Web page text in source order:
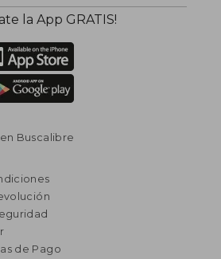
la App GRATIS!
Buscalibre
de Pago